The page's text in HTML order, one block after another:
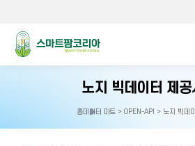
스마트팜코리아
노지 빅데이터 제공
홈으로
홈데이터 마트 > OPEN-API > 노지 빅데